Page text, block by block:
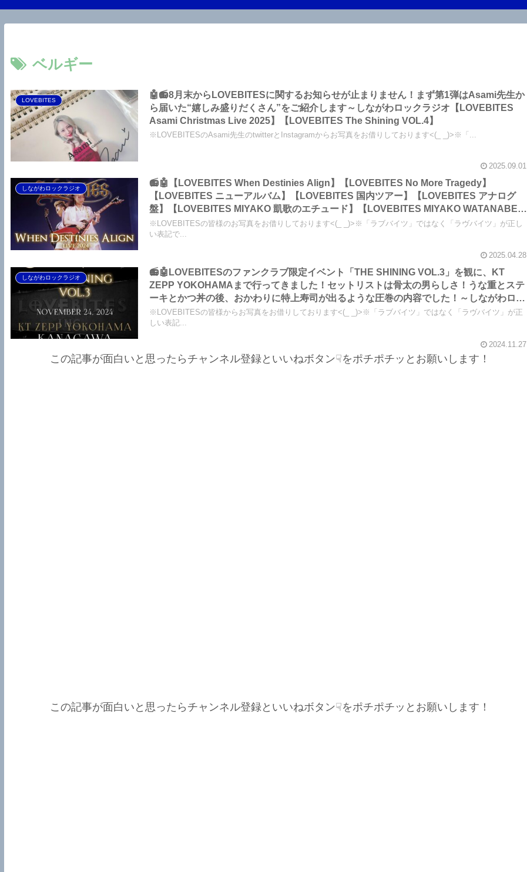
ベルギー
LOVEBITES
🤖📻8月末からLOVEBITESに関するお知らせが止まりません！まず第1弾はAsami先生か
ら届いた“嬉しみ盛りだくさん”をご紹介します～しながわロックラジオ【LOVEBITES
Asami Christmas Live 2025】【LOVEBITES The Shining VOL.4】
※LOVEBITESのAsami先生のtwitterとInstagramからお写真をお借りしております<(_ _)>※「...
2025.09.01
しながわロックラジオ
📻🤖【LOVEBITES When Destinies Align】【LOVEBITES No More Tragedy】
【LOVEBITES ニューアルバム】【LOVEBITES 国内ツアー】【LOVEBITES アナログ
盤】【LOVEBITES MIYAKO 凱歌のエチュード】【LOVEBITES MIYAKO WATANABE】
【LOVEBITES Asami 肉】【東京 ゴールデンウイーク情報 グルメ】…今回は大体こんな
ところです～しながわロックラジオ
※LOVEBITESの皆様のお写真をお借りしております<(_ _)>※「ラブバイツ」ではなく「ラヴバイツ」が正し
い表記で...
2025.04.28
しながわロックラジオ
📻🤖LOVEBITESのファンクラブ限定イベント「THE SHINING VOL.3」を観に、KT
ZEPP YOKOHAMAまで行ってきました！セットリストは骨太の男らしさ！うな重とステ
ーキとかつ丼の後、おかわりに特上寿司が出るような圧巻の内容でした！～しながわロッ
クラジオ
※LOVEBITESの皆様からお写真をお借りしております<(_ _)>※「ラブバイツ」ではなく「ラヴバイツ」が正
しい表記...
2024.11.27
この記事が面白いと思ったらチャンネル登録といいねボタン☟をポチポチッとお願いします！
この記事が面白いと思ったらチャンネル登録といいねボタン☟をポチポチッとお願いします！